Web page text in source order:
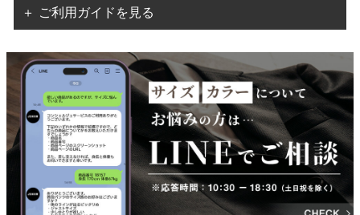
＋ ご利用ガイドを見る